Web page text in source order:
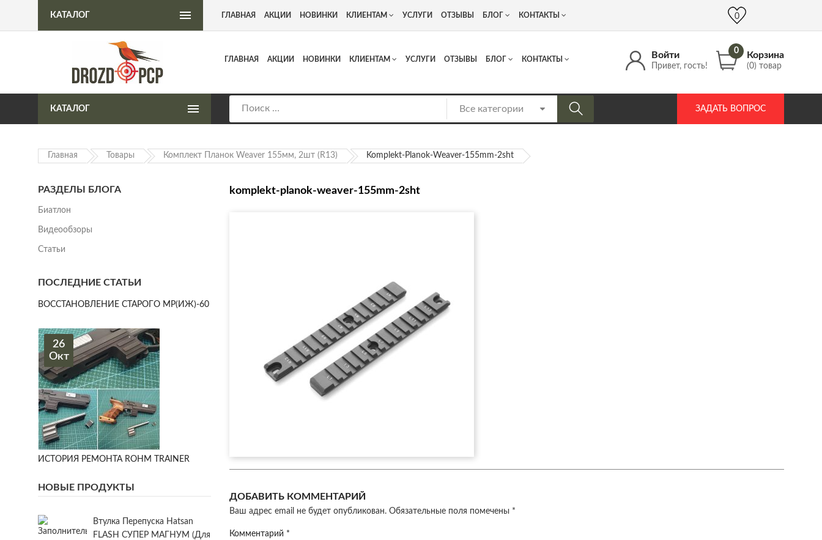
Интернет-магазин пневматического оружия Адрес: г. Москва, Люберцы, Котельнический проезд 13 +7 (917) 537 17 16 info@DrozdPcp.ru
Войти
Привет, гость!
0 Корзина
(0) товар
ГЛАВНАЯ АКЦИИ НОВИНКИ КЛИЕНТАМ УСЛУГИ ОТЗЫВЫ БЛОГ КОНТАКТЫ
КАТАЛОГ ЗАДАТЬ ВОПРОС
КАТАЛОГ ГЛАВНАЯ АКЦИИ НОВИНКИ КЛИЕНТАМ УСЛУГИ ОТЗЫВЫ БЛОГ КОНТАКТЫ 0
Главная Товары Комплект Планок Weaver 155мм, 2шт (R13) Komplekt-Planok-Weaver-155mm-2sht
komplekt-planok-weaver-155mm-2sht
ДОБАВИТЬ КОММЕНТАРИЙ
Ваш адрес email не будет опубликован. Обязательные поля помечены *
Комментарий *
РАЗДЕЛЫ БЛОГА
Биатлон
Видеообзоры
Статьи
ПОСЛЕДНИЕ СТАТЬИ
ВОССТАНОВЛЕНИЕ СТАРОГО МР(ИЖ)-60
26
Окт
ИСТОРИЯ РЕМОНТА ROHM TRAINER
НОВЫЕ ПРОДУКТЫ
Втулка Перепуска Hatsan
FLASH СУПЕР МАГНУМ (для